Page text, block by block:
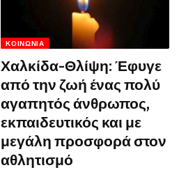
ΚΟΙΝΩΝΊΑ
Χαλκίδα-Θλίψη: Έφυγε
από την ζωή ένας πολύ
αγαπητός άνθρωπος,
εκπαιδευτικός και με
μεγάλη προσφορά στον
αθλητισμό